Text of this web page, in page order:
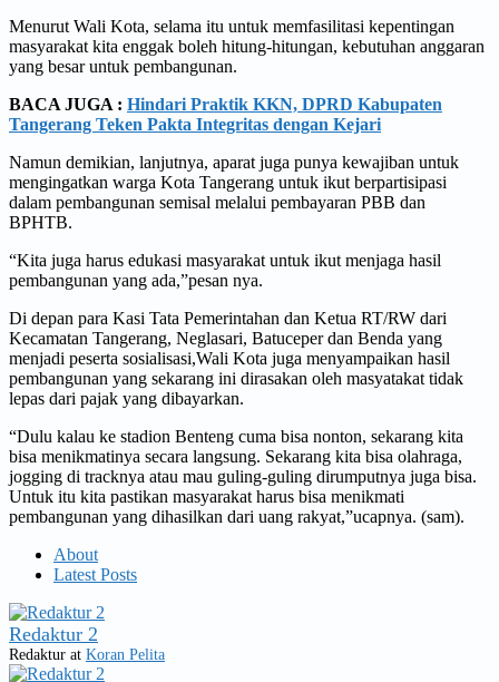
Menurut Wali Kota, selama itu untuk memfasilitasi kepentingan
masyarakat kita enggak boleh hitung-hitungan, kebutuhan anggaran
yang besar untuk pembangunan.
BACA JUGA : Hindari Praktik KKN, DPRD Kabupaten
Tangerang Teken Pakta Integritas dengan Kejari
Namun demikian, lanjutnya, aparat juga punya kewajiban untuk
mengingatkan warga Kota Tangerang untuk ikut berpartisipasi
dalam pembangunan semisal melalui pembayaran PBB dan
BPHTB.
“Kita juga harus edukasi masyarakat untuk ikut menjaga hasil
pembangunan yang ada,”pesan nya.
Di depan para Kasi Tata Pemerintahan dan Ketua RT/RW dari
Kecamatan Tangerang, Neglasari, Batuceper dan Benda yang
menjadi peserta sosialisasi,Wali Kota juga menyampaikan hasil
pembangunan yang sekarang ini dirasakan oleh masyatakat tidak
lepas dari pajak yang dibayarkan.
“Dulu kalau ke stadion Benteng cuma bisa nonton, sekarang kita
bisa menikmatinya secara langsung. Sekarang kita bisa olahraga,
jogging di tracknya atau mau guling-guling dirumputnya juga bisa.
Untuk itu kita pastikan masyarakat harus bisa menikmati
pembangunan yang dihasilkan dari uang rakyat,”ucapnya. (sam).
About
Latest Posts
Redaktur 2
Redaktur at Koran Pelita